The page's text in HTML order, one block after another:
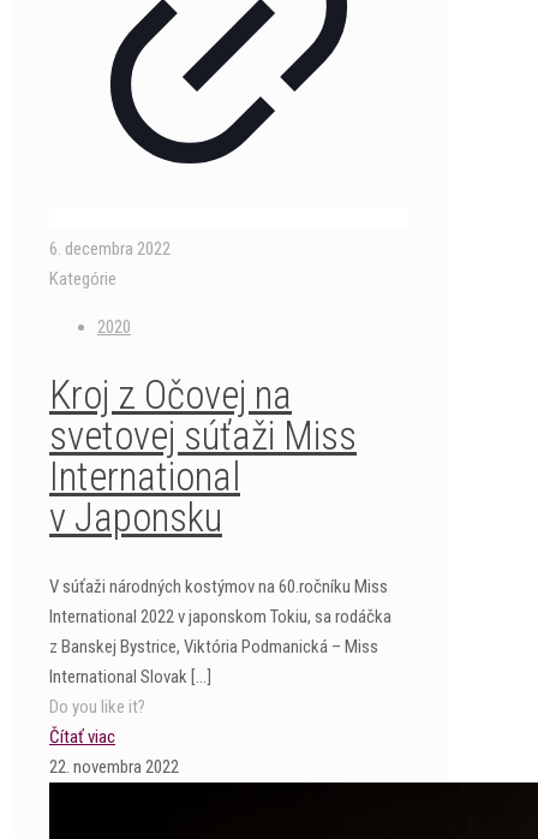
6. decembra 2022
Kategórie
2020
Kroj z Očovej na
svetovej súťaži Miss
International
v Japonsku
V súťaži národných kostýmov na 60.ročníku Miss
International 2022 v japonskom Tokiu, sa rodáčka
z Banskej Bystrice, Viktória Podmanická – Miss
International Slovak […]
Do you like it?
Čítať viac
22. novembra 2022